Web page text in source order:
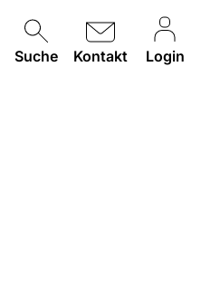
Suche Kontakt Login